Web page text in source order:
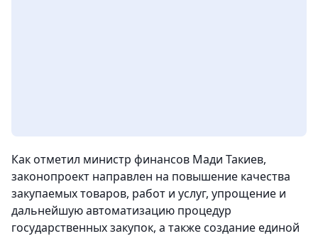
Как отметил министр финансов Мади Такиев,
законопроект направлен на повышение качества
закупаемых товаров, работ и услуг, упрощение и
дальнейшую автоматизацию процедур
государственных закупок, а также создание единой